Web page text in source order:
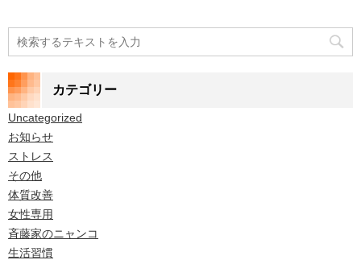
カテゴリー
Uncategorized
お知らせ
ストレス
その他
体質改善
女性専用
斉藤家のニャンコ
生活習慣